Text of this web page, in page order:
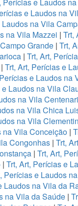
Perícias e Laudos
e Laudos na
na Vila
na Vila Mazzei | Trt,
Grande| Trt,
| Trt, Art,
| Trt, Art, Perícias e
e Laudos na
e Laudos na Vila
na Vila
na Vila Chica
na Vila
na Vila Conceição|
Congonhas | Trt,
| Trt, Art,
| Trt, Art, Perícias e
Perícias e Laudos
Laudos na Vila da
na Vila da Saúde|